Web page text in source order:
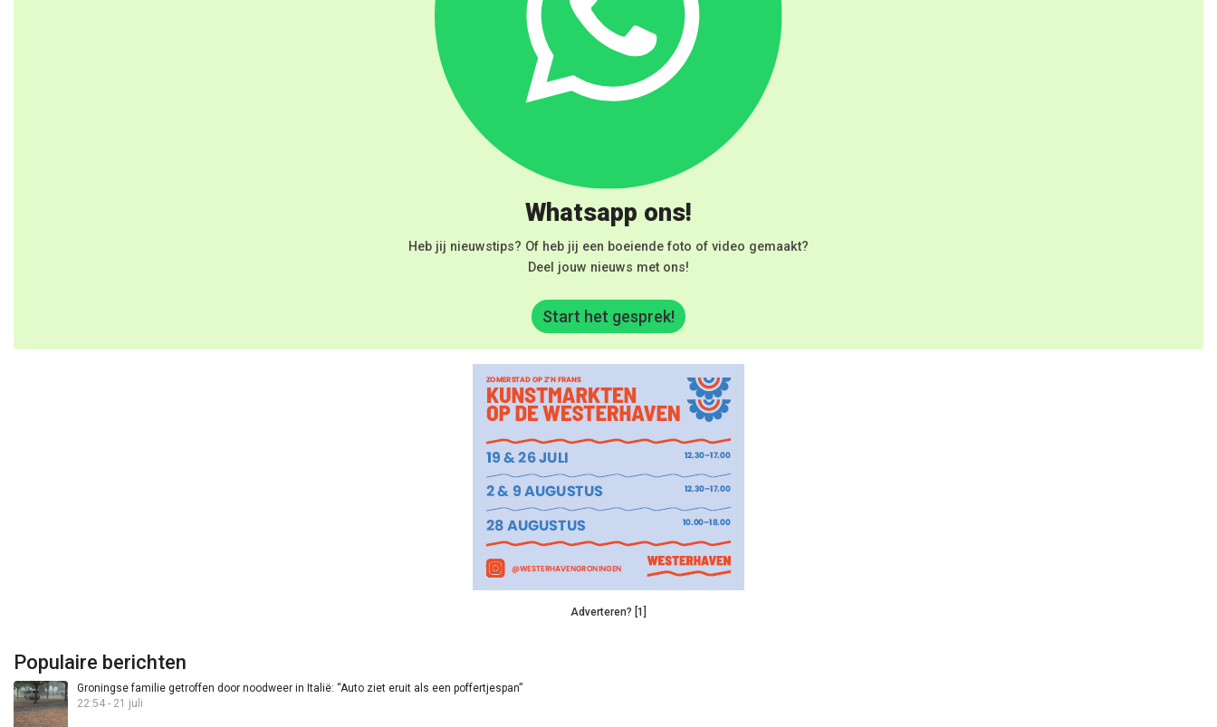
Whatsapp ons!
Heb jij nieuwstips? Of heb jij een boeiende foto of video gemaakt?
Deel jouw nieuws met ons!
Start het gesprek!
Adverteren? [1]
Populaire berichten
Groningse familie getroffen door noodweer in Italië: “Auto ziet eruit als een poffertjespan”
22:54 - 21 juli